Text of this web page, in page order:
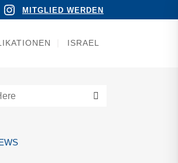
LinkedInInstagram
MITGLIED WERDEN
ISRAEL